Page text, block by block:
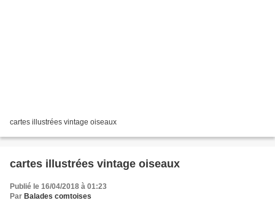
cartes illustrées vintage oiseaux
cartes illustrées vintage oiseaux
Publié le 16/04/2018 à 01:23
Par Balades comtoises